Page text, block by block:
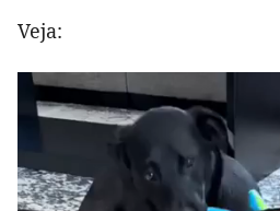
Veja: